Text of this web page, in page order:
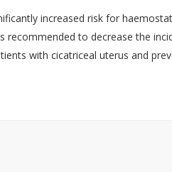
increased risk for
to decrease the
with cicatriceal uterus and
în Ginecologie
de Endometrioză si Infertilitate Est